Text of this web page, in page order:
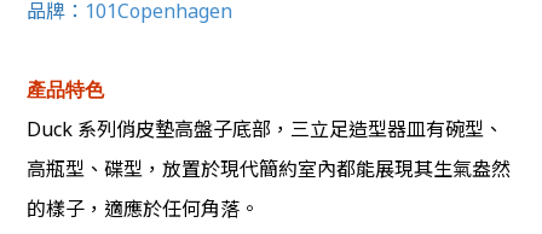
品牌： 101Copenhagen
產品特色
Duck 系列俏皮墊高盤子底部，三立足造型器皿有碗型、
高瓶型、碟型，放置於現代簡約室內都能展現其生氣盎然
的樣子，適應於任何角落。